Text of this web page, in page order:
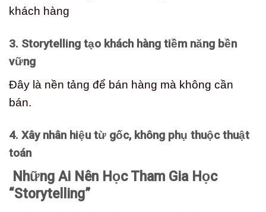
khách hàng
3. Storytelling tạo khách hàng tiềm năng bền
vững
Đây là nền tảng để bán hàng mà không cần
bán.
4. Xây nhân hiệu từ gốc, không phụ thuộc thuật
toán
Những Ai Nên Học Tham Gia Học
“Storytelling”